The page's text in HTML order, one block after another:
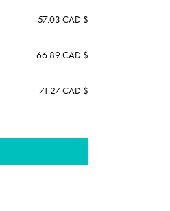
57.03 CAD $
66.89 CAD $
71.27 CAD $